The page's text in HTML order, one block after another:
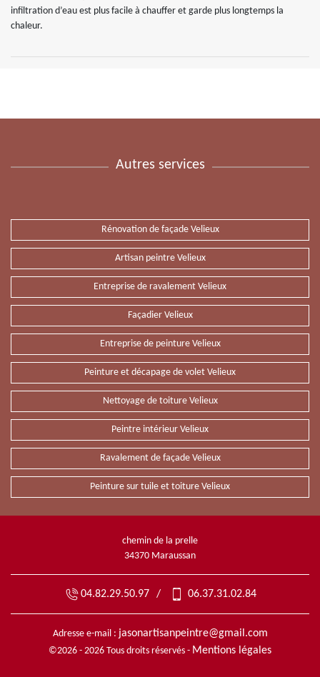
infiltration d’eau est plus facile à chauffer et garde plus longtemps la
chaleur.
Autres services
Rénovation de façade Velieux
Artisan peintre Velieux
Entreprise de ravalement Velieux
Façadier Velieux
Entreprise de peinture Velieux
Peinture et décapage de volet Velieux
Nettoyage de toiture Velieux
Peintre intérieur Velieux
Ravalement de façade Velieux
Peinture sur tuile et toiture Velieux
chemin de la prelle
34370 Maraussan
04.82.29.50.97 / 06.37.31.02.84
Adresse e-mail : jasonartisanpeintre@gmail.com
©2026 - 2026 Tous droits réservés - Mentions légales